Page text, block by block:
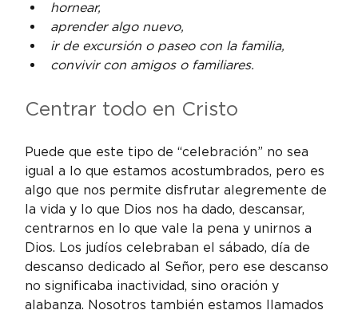
hornear,
aprender algo nuevo,
ir de excursión o paseo con la familia,
convivir con amigos o familiares.
Centrar todo en Cristo
Puede que este tipo de “celebración” no sea
igual a lo que estamos acostumbrados, pero es
algo que nos permite disfrutar alegremente de
la vida y lo que Dios nos ha dado, descansar,
centrarnos en lo que vale la pena y unirnos a
Dios. Los judíos celebraban el sábado, día de
descanso dedicado al Señor, pero ese descanso
no significaba inactividad, sino oración y
alabanza. Nosotros también estamos llamados